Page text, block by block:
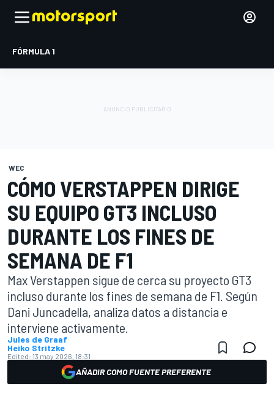
FÓRMULA 1
WEC
CÓMO VERSTAPPEN DIRIGE
SU EQUIPO GT3 INCLUSO
DURANTE LOS FINES DE
SEMANA DE F1
Max Verstappen sigue de cerca su proyecto GT3
incluso durante los fines de semana de F1. Según
Dani Juncadella, analiza datos a distancia e
interviene activamente.
Jules de Graaf
Heiko Stritzke
Edited: 13 may 2026, 18:31
AÑADIR COMO FUENTE PREFERENTE